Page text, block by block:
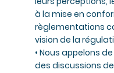
à la mise en
règlementations
vision de la
• Nous appelons
des discussions